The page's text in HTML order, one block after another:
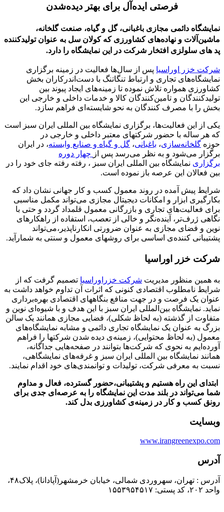
فرصتی ایده‌آل برای بهتر دیده‌شدن
نمایشگاه دائمی مجازی باغبانی، گل و گیاه، صنعت گلخانه،
ماشین‌آلات و نهاده‌های کشاورزی که کولان سل به عنوان تولیدکننده
پد های سلولزی افتخار شرکت در این نمایشگاه را دارد.
شرکت خزر اوراسیا پس از سال‌ها فعالیت در زمینه برگزاری
نمایشگاه‌های تجاری و ارتباط تنگاتنگ با دست‌اندرکاران بخش
کشاورزی همواره تلاش نموده تا زمینه‌های ایجاد پیوند بین
تولیدکنندگان و تامین‌کنندگان کالا و خدمات داخلی و خارجی این
بخش را با مصرف کنندگان به نحو شایسته‌ای فراهم سازد.
یکی از این فعالیت‌ها، برگزاری نمایشگاه بین المللی ایران سبز است
که هر ساله با حضور شرکتهای معتبر داخلی و خارجی در
حوزه گلخانه‌سازی، باغبانی، گل و گیاه و صنایع وابسته، در ایران
برگزار می‌شود و به نظر می‌رسد پس از چهار دوره
برگزاری نمایشگاه بین المللی ایران سبز ، رفته رفته جای خود را در
بین فعالان این عرصه باز نموده است.
شرایط پیش آمده در روند معمول کسب و کار جهانی نشان داد که
بکارگیری ابزار و امکانات دیجیتال مجازی می‌تواند مکمل مناسبی
برای فعالیت‌های تجاری و بازرگانی معمول قلمداد گردد و حتی با
نگاهی ژرف‌تر، آینده‌نگر و خالی از تعصب، استفاده از راهکارهای
نوین و فضای مجازی به عنوان ضرورتی انکارناپذیر،می‌تواند
پشتیبانی کننده‌ی اساسی برای روشهای معمول و سنتی به شمارآید.
شرکت خزر اوراسیا
به همین منظور مدیریت شرکت خزراوراسیا تصمیم گرفت که از
شرایط نامطلوب اقتصادی کنونی که اثرات آن تداوم خواهد داشت به
عنوان یک فرصت و در جهت منافع بنگاههای اقتصادی بهره‌برداری
نماید. نمایشگاه بین‌المللی ایران سبز با این هدف و با شیوه‌‌ای نوین و
متفاوت از گذشته (به لحاظ شکلی)، فضایی مجازی همانند یک سالن
بزرگ به عنوان یک نمایشگاه تجاری دائمی و مشابه نمایشگاه‌های
معمول (به لحاظ محتوایی)، زمینه‌‌ی دیده شدن شرکتها را فراهم
آورده‌ایم به نحوی که شرکت‌ها بتوانند در صفحه‌هایی جداگانه،
همانند نمایشگاه بین المللی ایران سبز و غرفه‌های نمایشگاهی،
نسبت به معرفی شرکت، تولیدات و توانمندی‌های خود اقدام نمایند.
ابتدای این راه هستیم و پشتیبانی،حضور گسترده، فعال و مداوم
شما می‌تواند در بلند مدت این نمایشگاه را به عرصه‌ای جدی برای
رونق کسب و کار در زمینه‌ی کشاورزی بدل کند.
وبسایت
www.irangreenexpo.com
آدرس
آدرس : تهران، سهروردی شمالی، خیابان خرمشهر(آپادانا)، پلاک۴۸،
واحد ۲۰۲، کد پستی: ۱۵۵۳۹۵۴۵۱۷